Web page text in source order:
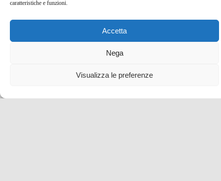
caratteristiche e funzioni.
Accetta
Nega
Visualizza le preferenze
3 Mag , 2022 -